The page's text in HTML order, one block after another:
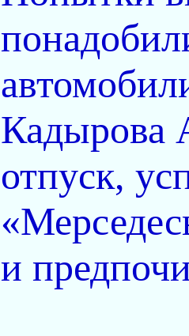
Кадырова
отпуск,
и